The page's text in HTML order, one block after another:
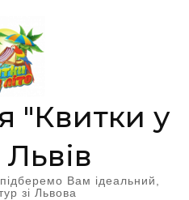
"Квитки у
Львів
Вам ідеальний,
зі Львова